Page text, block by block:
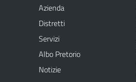
Azienda
Distretti
Servizi
Albo Pretorio
Notizie